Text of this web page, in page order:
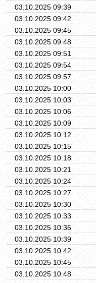
03.10.2025 09:39
03.10.2025 09:42
03.10.2025 09:45
03.10.2025 09:48
03.10.2025 09:51
03.10.2025 09:54
03.10.2025 09:57
03.10.2025 10:00
03.10.2025 10:03
03.10.2025 10:06
03.10.2025 10:09
03.10.2025 10:12
03.10.2025 10:15
03.10.2025 10:18
03.10.2025 10:21
03.10.2025 10:24
03.10.2025 10:27
03.10.2025 10:30
03.10.2025 10:33
03.10.2025 10:36
03.10.2025 10:39
03.10.2025 10:42
03.10.2025 10:45
03.10.2025 10:48